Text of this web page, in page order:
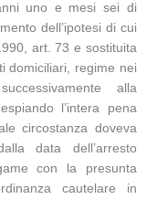
uno e mesi sei di
dell’ipotesi di cui
art. 73 e sostituita
domiciliari, regime nei
alla
l’intera pena
circostanza doveva
data dell’arresto
con la presunta
cautelare in